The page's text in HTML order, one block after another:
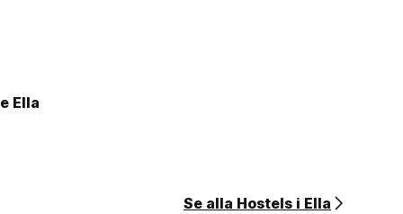
Ella
Se alla Hostels i Ella